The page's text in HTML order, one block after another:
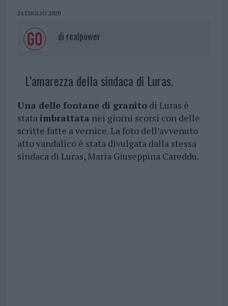
24 LUGLIO 2020
di realpower
L’amarezza della sindaca di Luras.
Una delle fontane di granitodi Luras è
stataimbrattata nei giorni scorsi con delle
scritte fatte a vernice. La foto dell’avvenuto
atto vandalico è stata divulgata dalla stessa
sindaca di Luras, Maria Giuseppina Careddu.